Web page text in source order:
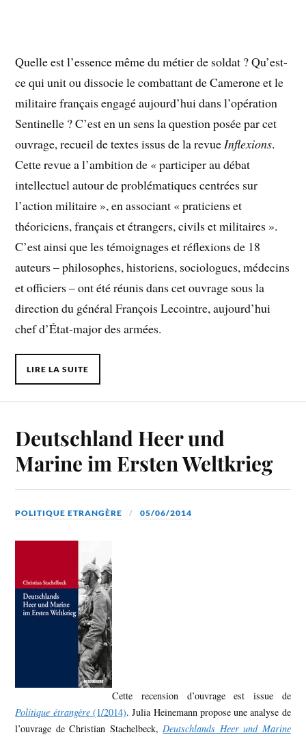
Quelle est l’essence même du métier de soldat ? Qu’est-
ce qui unit ou dissocie le combattant de Camerone et le
militaire français engagé aujourd’hui dans l’opération
Sentinelle ? C’est en un sens la question posée par cet
ouvrage, recueil de textes issus de la revueInflexions.
Cette revue a l’ambition de « participer au débat
intellectuel autour de problématiques centrées sur
l’action militaire », en associant « praticiens et
théoriciens, français et étrangers, civils et militaires ».
C’est ainsi que les témoignages et réflexions de 18
auteurs – philosophes, historiens, sociologues, médecins
et officiers – ont été réunis dans cet ouvrage sous la
direction du général François Lecointre, aujourd’hui
chef d’État-major des armées.
LIRE LA SUITE
Deutschland Heer und
Marine im Ersten Weltkrieg
POLITIQUE ETRANGÈRE 05/06/2014
Cette recension d’ouvrage est issue de
Politique étrangère(1/2014). Julia Heinemann propose une analyse de
l’ouvrage de Christian Stachelbeck, Deutschlands Heer und Marine